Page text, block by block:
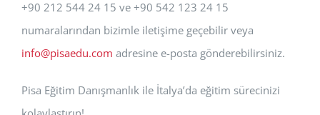
+90 212 544 24 15 ve +90 542 123 24 15
numaralarından bizimle iletişime geçebilir veya
info@pisaedu.com adresine e-posta gönderebilirsiniz.
Pisa Eğitim Danışmanlık ile İtalya’da eğitim sürecinizi